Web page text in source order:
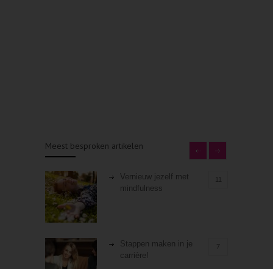
Meest besproken artikelen
Vernieuw jezelf met
mindfulness
Stappen maken in je
carrière!
7